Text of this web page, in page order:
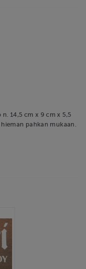
14,5 cm x 9 cm x 5,5
pahkan mukaan.